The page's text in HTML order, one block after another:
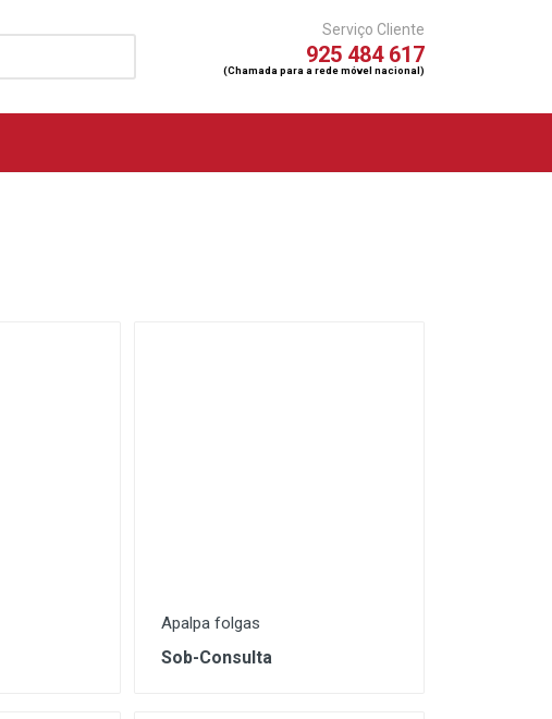
Serviço Cliente
925 484 617
(Chamada para a rede móvel nacional)
Apalpa folgas
Sob-Consulta